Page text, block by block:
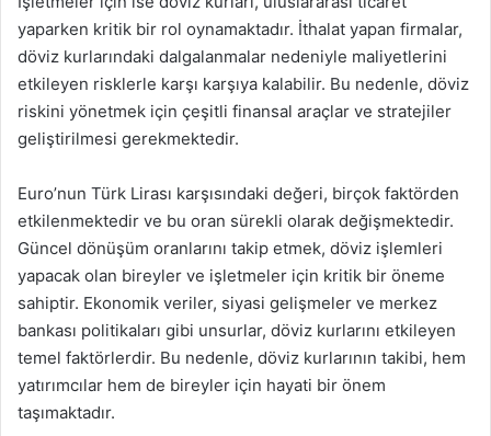
yaparken kritik bir rol oynamaktadır. İthalat yapan firmalar,
döviz kurlarındaki dalgalanmalar nedeniyle maliyetlerini
etkileyen risklerle karşı karşıya kalabilir. Bu nedenle, döviz
riskini yönetmek için çeşitli finansal araçlar ve stratejiler
geliştirilmesi gerekmektedir.
Euro’nun Türk Lirası karşısındaki değeri, birçok faktörden
etkilenmektedir ve bu oran sürekli olarak değişmektedir.
Güncel dönüşüm oranlarını takip etmek, döviz işlemleri
yapacak olan bireyler ve işletmeler için kritik bir öneme
sahiptir. Ekonomik veriler, siyasi gelişmeler ve merkez
bankası politikaları gibi unsurlar, döviz kurlarını etkileyen
temel faktörlerdir. Bu nedenle, döviz kurlarının takibi, hem
yatırımcılar hem de bireyler için hayati bir önem
taşımaktadır.